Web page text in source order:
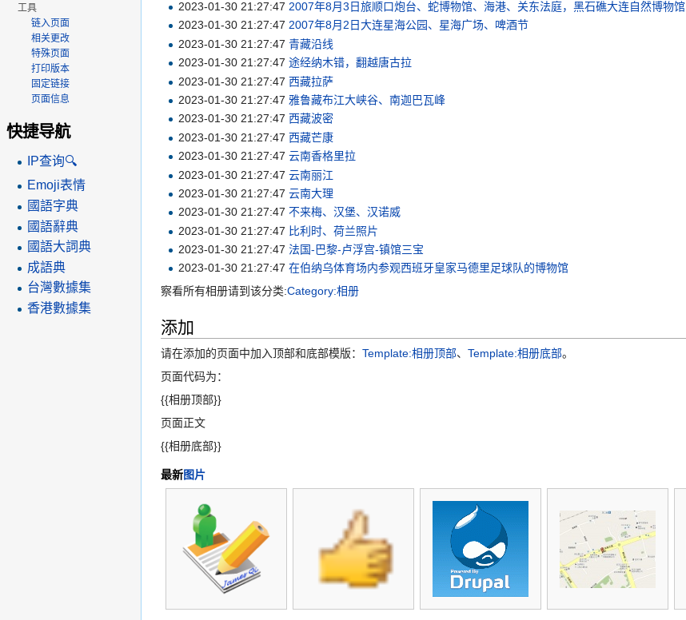
2023-01-30 21:27:47 2007年8月3日旅顺口炮台、蛇博物馆、海港、关东法庭，黑石礁大连自然博物馆
2023-01-30 21:27:472007年8月2日大连星海公园、星海广场、啤酒节
2023-01-30 21:27:47青藏沿线
2023-01-30 21:27:47途经纳木错，翻越唐古拉
2023-01-30 21:27:47西藏拉萨
2023-01-30 21:27:47 雅鲁藏布江大峡谷、南迦巴瓦峰
2023-01-30 21:27:47西藏波密
2023-01-30 21:27:47西藏芒康
2023-01-30 21:27:47云南香格里拉
2023-01-30 21:27:47云南丽江
2023-01-30 21:27:47云南大理
2023-01-30 21:27:47不来梅、汉堡、汉诺威
2023-01-30 21:27:47 比利时、荷兰照片
2023-01-30 21:27:47 法国-巴黎-卢浮宫-镇馆三宝
2023-01-30 21:27:47在伯纳乌体育场内参观西班牙皇家马德里足球队的博物馆
察看所有相册请到该分类:Category:相册
添加
请在添加的页面中加入顶部和底部模版： Template:相册顶部、 Template:相册底部。
页面代码为：
{{相册顶部}}
页面正文
{{相册底部}}
最新图片
工具
链入页面
相关更改
特殊页面
打印版本
固定链接
页面信息
快捷导航
IP查询🔍
Emoji表情
國語字典
國語辭典
國語大詞典
成語典
台灣數據集
香港數據集